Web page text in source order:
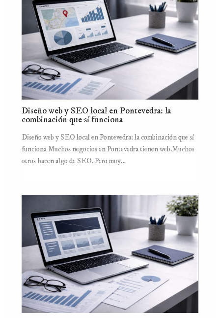
Diseño web y SEO local en Pontevedra: la
combinación que sí funciona
Diseño web y SEO local en Pontevedra: la combinación que sí
funciona Muchos negocios en Pontevedra tienen web.Muchos
otros hacen algo de SEO. Pero muy…